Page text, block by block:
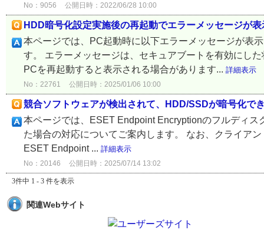
No：9056 公開日時：2022/06/28 10:00
HDD暗号化設定実施後の再起動でエラーメッセージが
本ページでは、PC起動時に以下エラーメッセージが表
す。 エラーメッセージは、セキュアブートを有効にし
PCを再起動すると表示される場合があります... 詳細表示
No：22761 公開日時：2025/01/06 10:00
競合ソフトウェアが検出されて、HDD/SSDが暗号化で
本ページでは、ESET Endpoint Encryptionのフルディ
た場合の対応についてご案内します。 なお、クライア
ESET Endpoint ... 詳細表示
No：20146 公開日時：2025/07/14 13:02
3件中 1 - 3 件を表示
関連Webサイト